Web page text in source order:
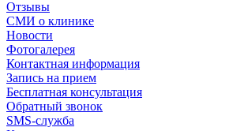
Отзывы
СМИ о клинике
Новости
Фотогалерея
Контактная информация
Запись на прием
Бесплатная консультация
Обратный звонок
SMS-служба